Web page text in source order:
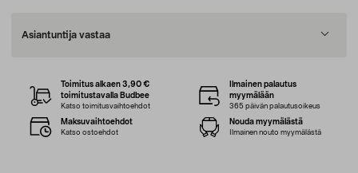
Asiantuntija vastaa
Toimitus alkaen 3,90 €
toimitustavalla Budbee
Katso toimitusvaihtoehdot
Ilmainen palautus
myymälään
365 päivän palautusoikeus
Maksuvaihtoehdot
Katso ostoehdot
Nouda myymälästä
Ilmainen nouto myymälästä